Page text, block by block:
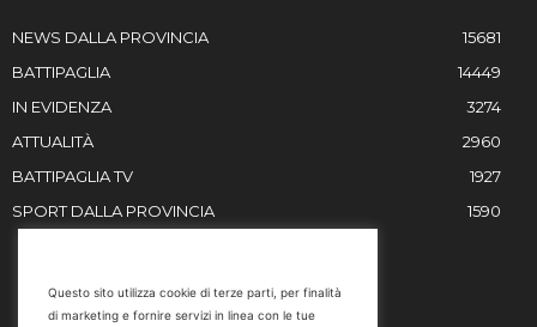
NEWS DALLA PROVINCIA
15681
BATTIPAGLIA
14449
IN EVIDENZA
3274
ATTUALITÀ
2960
BATTIPAGLIA TV
1927
SPORT DALLA PROVINCIA
1590
Questo sito utilizza cookie di terze parti, per finalità
di marketing e fornire servizi in linea con le tue